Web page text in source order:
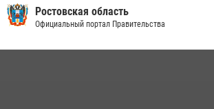
продажи
13 июля 2026, 10:22
Ростовская область
Официальный портал Правительства